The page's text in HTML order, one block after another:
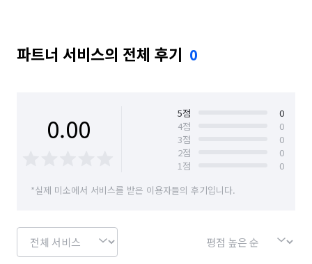
경남 함양군 경남 합천군 경북 구미시
부산 남구
부산 동구 부산 부산진구
부산 사하구
부산 서구 부산 수영구 부산 연제구
부산 중구 부산 해운대구
서울 강북구 서울 노원구
파트너 서비스의 전체 후기 0
0.00 5점
0
4점
0
3점
0
2점
0
1점
0
*실제 미소에서 서비스를 받은 이용자들의 후기입니다.